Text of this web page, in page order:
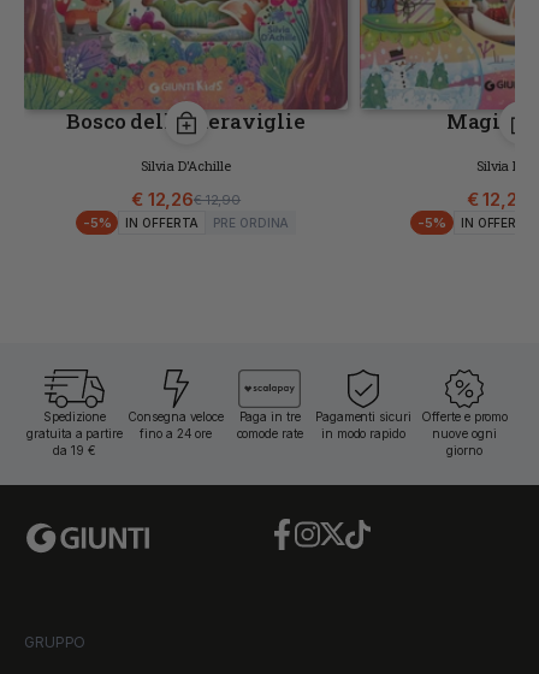
Bosco delle meraviglie
Silvia D'Achille
€ 12,90
€ 12,26
-5% IN OFFERTA PRE ORDINA
Magico
Silvia
€ 12,26
-5% IN OFFERTA
Spedizione
gratuita a partire
da 19 €
Consegna veloce
fino a 24 ore
Paga in tre
comode rate
Pagamenti sicuri
in modo rapido
Offerte e promo
nuove ogni
giorno
Facebook
Instagram
TwitterTikTok
GRUPPO